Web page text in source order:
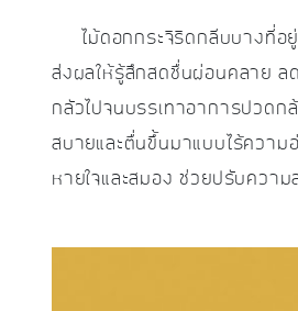
ไม้ดอกกระจิริดกลีบบางที่อยู่
ส่งผลให้รู้สึกสดชื่นผ่อนคลาย ล
กลัวไปจนบรรเทาอาการปวดก
สบายและตื่นขึ้นมาแบบไร้ควา
หายใจและสมอง ช่วยปรับควา